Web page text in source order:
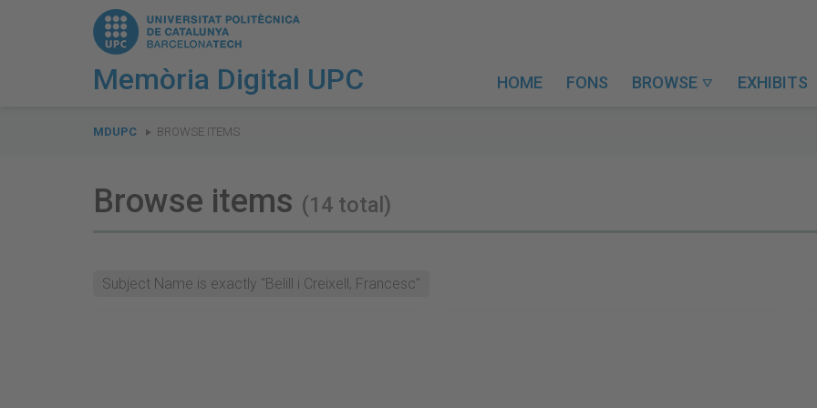
Memòria Digital UPC HOME FONS BROWSE  EXHIBITS
are
MDUPC BROWSE ITEMS
Browse items (14 total)
Subject Name is exactly "Belill i Creixell, Francesc"